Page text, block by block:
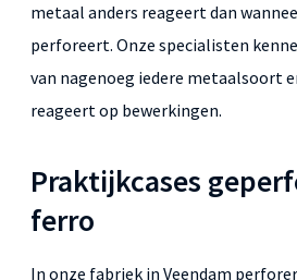
metaal anders reageert dan
perforeert. Onze specialisten
van nagenoeg iedere metaalsoort
reageert op bewerkingen.
Praktijkcases
ferro
In onze fabriek in Veendam